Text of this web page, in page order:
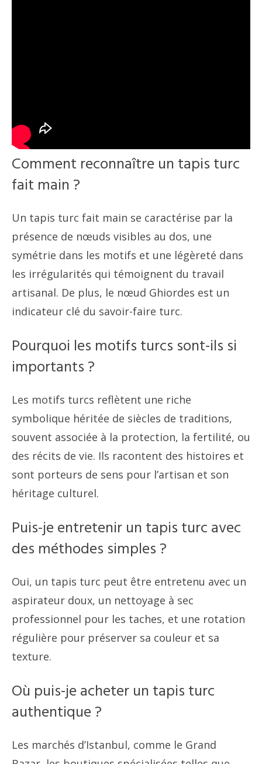
Comment reconnaître un tapis turc
fait main ?
Un tapis turc fait main se caractérise par la
présence de nœuds visibles au dos, une
symétrie dans les motifs et une légèreté dans
les irrégularités qui témoignent du travail
artisanal. De plus, le nœud Ghiordes est un
indicateur clé du savoir-faire turc.
Pourquoi les motifs turcs sont-ils si
importants ?
Les motifs turcs reflètent une riche
symbolique héritée de siècles de traditions,
souvent associée à la protection, la fertilité, ou
des récits de vie. Ils racontent des histoires et
sont porteurs de sens pour l’artisan et son
héritage culturel.
Puis-je entretenir un tapis turc avec
des méthodes simples ?
Oui, un tapis turc peut être entretenu avec un
aspirateur doux, un nettoyage à sec
professionnel pour les taches, et une rotation
régulière pour préserver sa couleur et sa
texture.
Où puis-je acheter un tapis turc
authentique ?
Les marchés d’Istanbul, comme le Grand